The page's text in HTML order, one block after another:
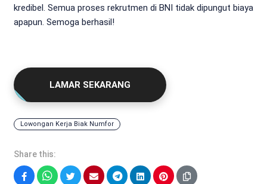
kredibel. Semua proses rekrutmen di BNI tidak dipungut biaya
apapun. Semoga berhasil!
LAMAR SEKARANG
Lowongan Kerja Biak Numfor
Share this: